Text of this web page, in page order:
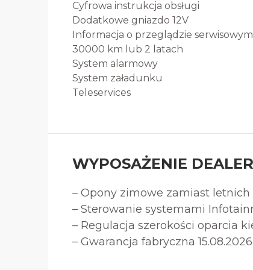
Cyfrowa instrukcja obsługi
Dodatkowe gniazdo 12V
Informacja o przeglądzie
30000 km lub 2 latach
System alarmowy
System załadunku
Teleservices
WYPOSAŻENIE
– Opony zimowe zamiast letnich
– Sterowanie systemami
– Regulacja szerokości oparcia
– Gwarancja fabryczna